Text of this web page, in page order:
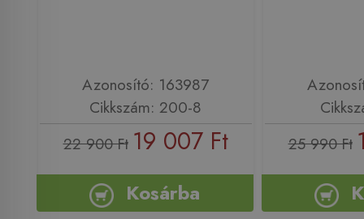
Azonosító: 163987
Cikkszám: 200-8
22 900 Ft 19 007 Ft
Kosárba
25 990 Ft